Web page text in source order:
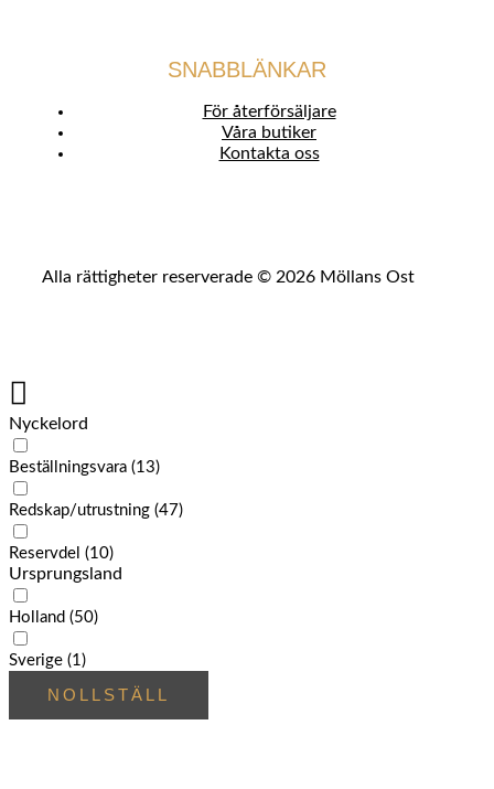
SNABBLÄNKAR
För återförsäljare
Våra butiker
Kontakta oss
Alla rättigheter reserverade © 2026 Möllans Ost
Nyckelord
Beställningsvara (13)
Redskap/utrustning (47)
Reservdel (10)
Ursprungsland
Holland (50)
Sverige (1)
NOLLSTÄLL